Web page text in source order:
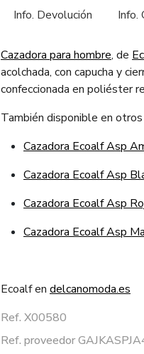
Info. Devolución Info.
Cazadora para hombre, de
acolchada, con capucha y
confeccionada en poliéster
También disponible en
Cazadora Ecoalf Asp
Cazadora Ecoalf Asp
Cazadora Ecoalf Asp
Cazadora Ecoalf Asp
Ecoalf en delcanomoda.es
Ref. X00580
Ref. proveedor